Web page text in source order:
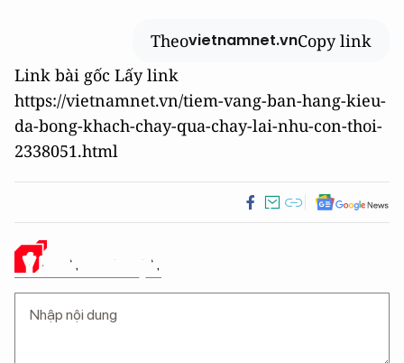
Theovietnamnet.vnCopy link
Link bài gốc Lấy link
https://vietnamnet.vn/tiem-vang-ban-hang-kieu-
da-bong-khach-chay-qua-chay-lai-nhu-con-thoi-
2338051.html
Ý KIẾN CỦA BẠN